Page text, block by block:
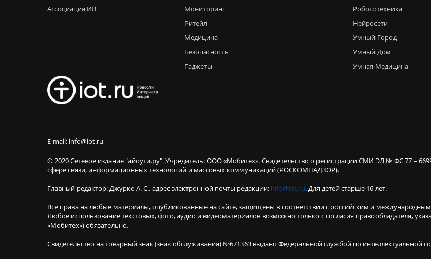
Ассоциация ИВ
Мониторинг
Ритейл
Медицина
Безопасность
Гаджеты
Робототехника
Нейросети
Умный Город
Умный Дом
Умная Медицина
E-mail: info@iot.ru
© 2020 Сетевое издание "айоути.ру". Учредитель: ООО «Мобитех». Свидетельство о регистрации СМИ ЭЛ № ФС 77 –
сфере связи, информационных технологий и массовых коммуникаций (РОСКОМНАДЗОР).
Главный редактор: Джурко А. С., адрес электронной почты редакции: info@iot.ru. Для детей старше 16 лет.
Все права на любые материалы, опубликованные на сайте, защищены в соответствии с российским и международным
Любое использование текстовых, фото, аудио и видеоматериалов возможно только с согласия правообладателя,
«Мобитех») обязательно.
Свидетельство на товарный знак (знак обслуживания) №671363 выдано Федеральной службой по интеллектуальной